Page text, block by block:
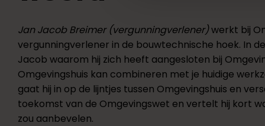
Jan Jacob Breimer (vergunningverlener)werkt bij
vergunningverlener in de bouwtechnische hoek. In
Jacob waarom hij zich heeft aangesloten bij
Omgevingshuis kan combineren met je huidige
gaat hij in op de lijntjes tussen Omgevingshuis en
toekomst van de Omgevingswet en vertelt hij kort
zou aanbevelen.